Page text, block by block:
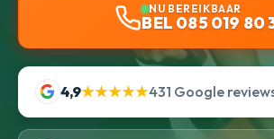
NU BEREIKBAAR
BEL 085 019 80
4,9★★★★★431 Google